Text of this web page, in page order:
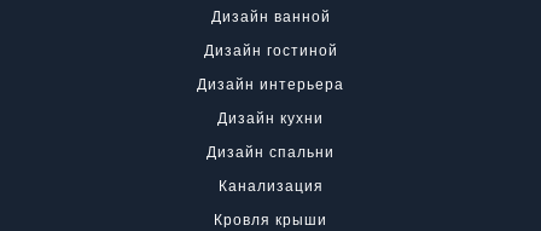
Дизайн ванной
Дизайн гостиной
Дизайн интерьера
Дизайн кухни
Дизайн спальни
Канализация
Кровля крыши